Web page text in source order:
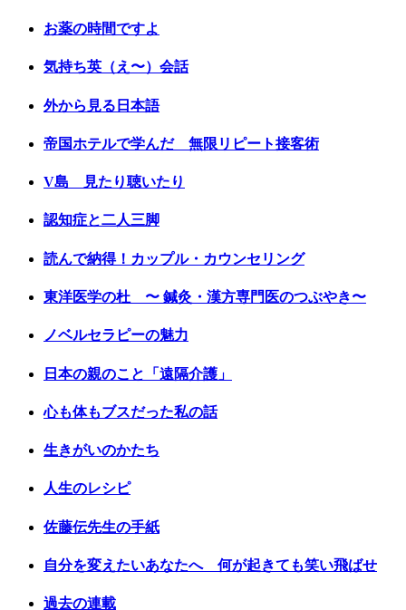
お薬の時間ですよ
気持ち英（え〜）会話
外から見る日本語
帝国ホテルで学んだ 無限リピート接客術
V島 見たり聴いたり
認知症と二人三脚
読んで納得！カップル・カウンセリング
東洋医学の杜 〜 鍼灸・漢方専門医のつぶやき〜
ノベルセラピーの魅力
日本の親のこと「遠隔介護」
心も体もブスだった私の話
生きがいのかたち
人生のレシピ
佐藤伝先生の手紙
自分を変えたいあなたへ 何が起きても笑い飛ばせ
過去の連載